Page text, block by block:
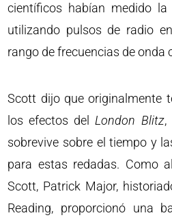
científicos habían medido
utilizando pulsos de radio
rango de frecuencias de onda
Scott dijo que originalmente
los efectos del London Blitz,
sobrevive sobre el tiempo y
para estas redadas. Como
Scott, Patrick Major,
Reading, proporcionó una